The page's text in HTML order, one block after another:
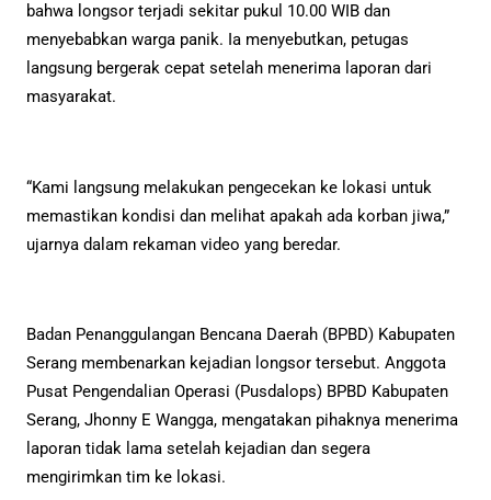
bahwa longsor terjadi sekitar pukul 10.00 WIB dan
menyebabkan warga panik. Ia menyebutkan, petugas
langsung bergerak cepat setelah menerima laporan dari
masyarakat.
“Kami langsung melakukan pengecekan ke lokasi untuk
memastikan kondisi dan melihat apakah ada korban jiwa,”
ujarnya dalam rekaman video yang beredar.
Badan Penanggulangan Bencana Daerah (BPBD) Kabupaten
Serang membenarkan kejadian longsor tersebut. Anggota
Pusat Pengendalian Operasi (Pusdalops) BPBD Kabupaten
Serang, Jhonny E Wangga, mengatakan pihaknya menerima
laporan tidak lama setelah kejadian dan segera
mengirimkan tim ke lokasi.